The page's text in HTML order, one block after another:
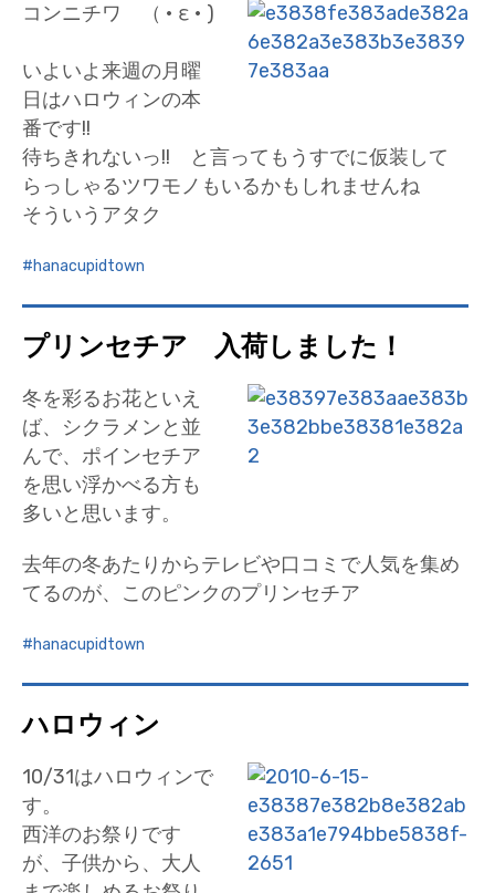
コンニチワ （ • ε • )
いよいよ来週の月曜
日はハロウィンの本
番です!!
待ちきれないっ!! と言ってもうすでに仮装して
らっしゃるツワモノもいるかもしれませんね
そういうアタク
hanacupidtown
プリンセチア 入荷しました！
冬を彩るお花といえ
ば、シクラメンと並
んで、ポインセチア
を思い浮かべる方も
多いと思います。
去年の冬あたりからテレビや口コミで人気を集め
てるのが、このピンクのプリンセチア
hanacupidtown
ハロウィン
10/31はハロウィンで
す。
西洋のお祭りです
が、子供から、大人